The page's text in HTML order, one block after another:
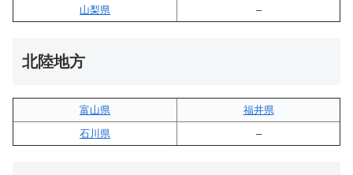
山梨県
–
北陸地方
富山県
福井県
石川県
–